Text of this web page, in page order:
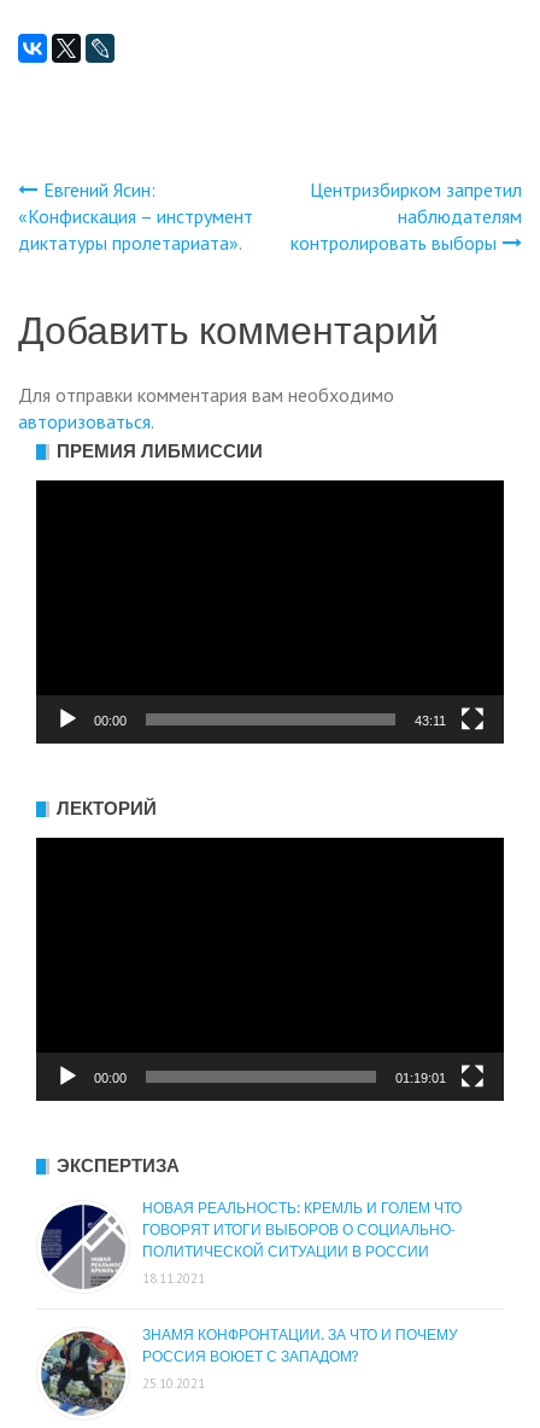
Навигация
по
записям
Евгений Ясин:
«Конфискация – инструмент
диктатуры пролетариата».
Центризбирком запретил
наблюдателям
контролировать выборы
Добавить комментарий
Для отправки комментария вам необходимо
авторизоваться.
ПРЕМИЯ ЛИБМИССИИ
00:00 43:11
ЛЕКТОРИЙ
00:00 01:19:01
ЭКСПЕРТИЗА
НОВАЯ РЕАЛЬНОСТЬ: КРЕМЛЬ И ГОЛЕМ ЧТО
ГОВОРЯТ ИТОГИ ВЫБОРОВ О СОЦИАЛЬНО-
ПОЛИТИЧЕСКОЙ СИТУАЦИИ В РОССИИ
18.11.2021
ЗНАМЯ КОНФРОНТАЦИИ. ЗА ЧТО И ПОЧЕМУ
РОССИЯ ВОЮЕТ С ЗАПАДОМ?
25.10.2021